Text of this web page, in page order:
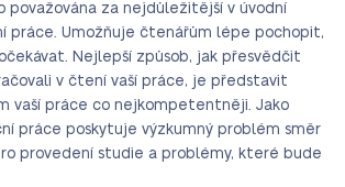
považována za nejdůležitější v úvodní
práce. Umožňuje čtenářům lépe pochopit,
Nejlepší způsob, jak přesvědčit
v čtení vaší práce, je představit
vaší práce co nejkompetentněji. Jako
práce poskytuje výzkumný problém směr
provedení studie a problémy, které bude